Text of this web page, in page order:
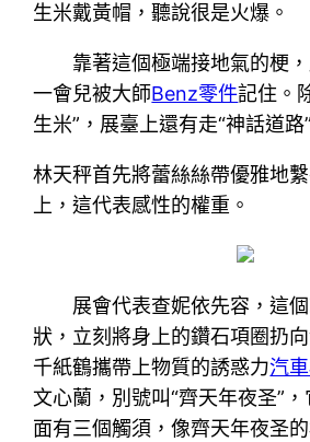
生米戴黃帽，聽說很是火爆。
靠著這個極端接地氣的梗
一會兒被大師Benz零件記住。
生米”，展臺上還有走“神話道路
林天秤首先將蕾絲絲帶優雅地
上，這代表感性的權重。
展會代表查妮依先容，這
狀，立刻將身上的鑽石項圈扔
千紙鶴攜帶上物質的誘惑力汽
文心蘭，別號叫“齊天年夜圣”，
面有三個觸須，像齊天年夜圣